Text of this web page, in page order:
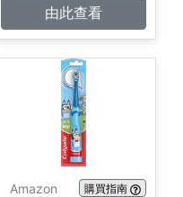
由此查看
Amazon 購買指南